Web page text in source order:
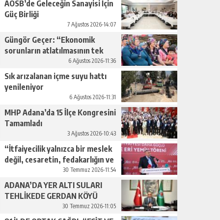
AOSB’de Geleceğin Sanayisi İçin
Güç Birliği
7 Ağustos 2026-14:07
Güngör Geçer: “Ekonomik
sorunların atlatılmasının tek
yolu üretimi artırmaktan
geçiyor.”
6 Ağustos 2026-11:36
Sık arızalanan içme suyu hattı
yenileniyor
6 Ağustos 2026-11:31
MHP Adana’da 15 İlçe Kongresini
Tamamladı
3 Ağustos 2026-10:43
“İtfaiyecilik yalnızca bir meslek
değil, cesaretin, fedakarlığın ve
insan sevgisinin en güçlü
temsilidir.”
30 Temmuz 2026-11:54
ADANA’DA YER ALTI SULARI
TEHLİKEDE GERDAN KÖYÜ
SANAYİ SUYU CENDERESİNDE
30 Temmuz 2026-11:05